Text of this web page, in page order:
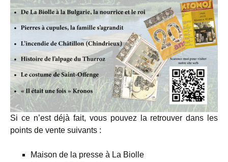
Si ce n’est déjà fait, vous pouvez la retrouver dans les
points de vente suivants :
Maison de la presse à La Biolle